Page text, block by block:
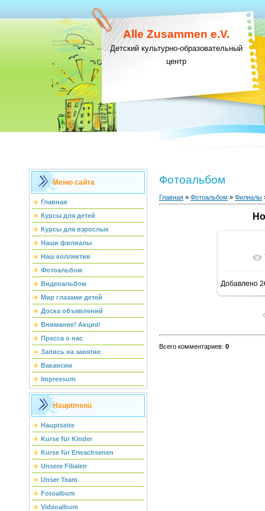
Alle Zusammen e.V.
Детский культурно-образовательный
центр
Меню сайта
Главная
Курсы для детей
Курсы для взрослых
Наши филиалы
Наш коллектив
Фотоальбом
Видеоальбом
Мир глазами детей
Доска объявлений
Внимание! Акция!
Пресса о нас
Запись на занятие
Вакансии
Impressum
Hauptmenü
Hauptseite
Kurse für Kinder
Kurse für Erwachsenen
Unsere Filialen
Unser Team
Fotoalbum
Videoalbum
Фотоальбом
Главная » Фотоальбом » Филиалы
В
Добавлено
Всего комментариев: 0